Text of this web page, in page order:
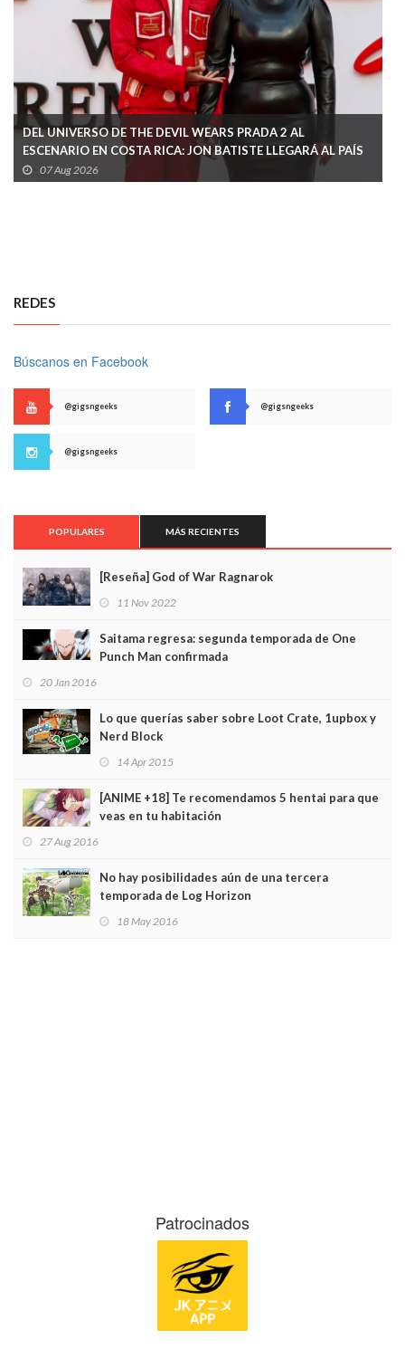
DEL UNIVERSO DE THE DEVIL WEARS PRADA 2 AL
ESCENARIO EN COSTA RICA: JON BATISTE LLEGARÁ AL PAÍS
EN MENOS DE UN MES
07 Aug 2026
REDES
Búscanos en Facebook
@gigsngeeks @gigsngeeks
@gigsngeeks
POPULARES MÁS RECIENTES
[Reseña] God of War Ragnarok
11 Nov 2022
Saitama regresa: segunda temporada de One
Punch Man confirmada
20 Jan 2016
Lo que querías saber sobre Loot Crate, 1upbox y
Nerd Block
14 Apr 2015
[ANIME +18] Te recomendamos 5 hentai para que
veas en tu habitación
27 Aug 2016
No hay posibilidades aún de una tercera
temporada de Log Horizon
18 May 2016
Patrocinados